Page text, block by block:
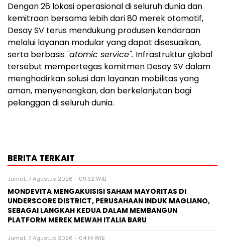
Dengan 26 lokasi operasional di seluruh dunia dan
kemitraan bersama lebih dari 80 merek otomotif,
Desay SV terus mendukung produsen kendaraan
melalui layanan modular yang dapat disesuaikan,
serta berbasis "atomic service". Infrastruktur global
tersebut mempertegas komitmen Desay SV dalam
menghadirkan solusi dan layanan mobilitas yang
aman, menyenangkan, dan berkelanjutan bagi
pelanggan di seluruh dunia.
BERITA TERKAIT
Jumat, 7 Agustus 2026 - 09:32 WIB
MONDEVITA MENGAKUISISI SAHAM MAYORITAS DI
UNDERSCORE DISTRICT, PERUSAHAAN INDUK MAGLIANO,
SEBAGAI LANGKAH KEDUA DALAM MEMBANGUN
PLATFORM MEREK MEWAH ITALIA BARU
Jumat, 7 Agustus 2026 - 04:14 WIB